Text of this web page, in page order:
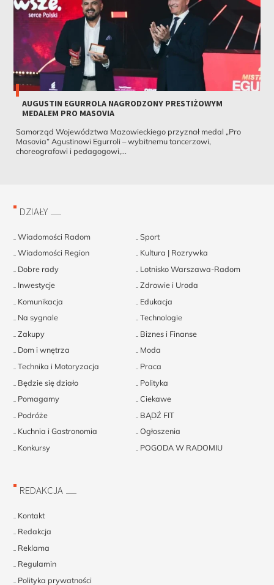
AUGUSTIN EGURROLA NAGRODZONY PRESTIŻOWYM
MEDALEM PRO MASOVIA
Samorząd Województwa Mazowieckiego przyznał medal „Pro
Masovia” Agustinowi Egurroli – wybitnemu tancerzowi,
choreografowi i pedagogowi,...
DZIAŁY
Wiadomości Radom
Sport
Wiadomości Region
Kultura | Rozrywka
Dobre rady
Lotnisko Warszawa-Radom
Inwestycje
Zdrowie i Uroda
Komunikacja
Edukacja
Na sygnale
Technologie
Zakupy
Biznes i Finanse
Dom i wnętrza
Moda
Technika i Motoryzacja
Praca
Będzie się działo
Polityka
Pomagamy
Ciekawe
Podróże
BĄDŹ FIT
Kuchnia i Gastronomia
Ogłoszenia
Konkursy
POGODA W RADOMIU
REDAKCJA
Kontakt
Redakcja
Reklama
Regulamin
Polityka prywatności